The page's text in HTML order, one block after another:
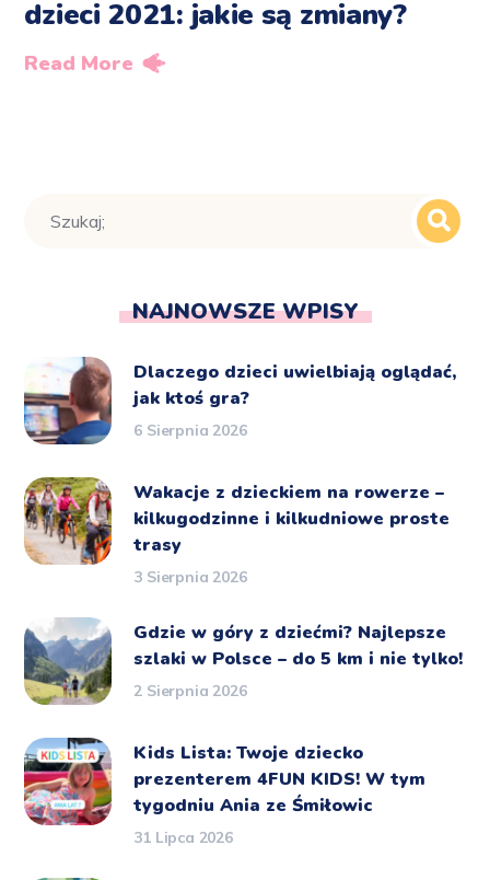
dzieci 2021: jakie są zmiany?
Read More
NAJNOWSZE WPISY
Dlaczego dzieci uwielbiają oglądać,
jak ktoś gra?
6 Sierpnia 2026
Wakacje z dzieckiem na rowerze –
kilkugodzinne i kilkudniowe proste
trasy
3 Sierpnia 2026
Gdzie w góry z dziećmi? Najlepsze
szlaki w Polsce – do 5 km i nie tylko!
2 Sierpnia 2026
Kids Lista: Twoje dziecko
prezenterem 4FUN KIDS! W tym
tygodniu Ania ze Śmiłowic
31 Lipca 2026